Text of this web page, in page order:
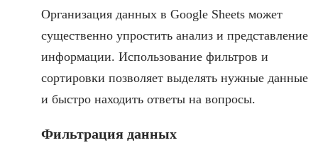
Организация данных в Google Sheets может
существенно упростить анализ и представление
информации. Использование фильтров и
сортировки позволяет выделять нужные данные
и быстро находить ответы на вопросы.
Фильтрация данных